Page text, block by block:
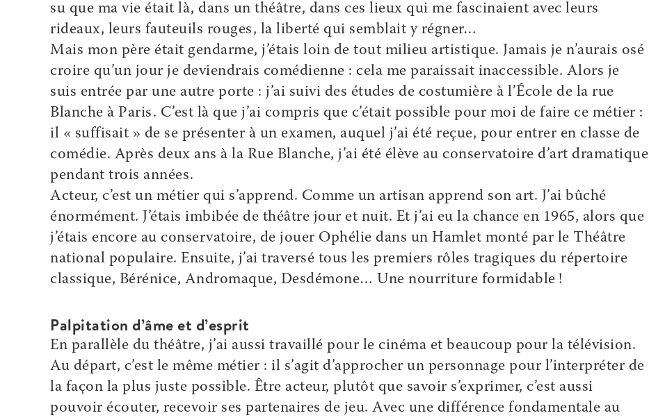
su que ma vie était là, dans un théâtre, dans ces lieux qui me fascinaient avec leurs
rideaux, leurs fauteuils rouges, la liberté qui semblait y régner…
Mais mon père était gendarme, j’étais loin de tout milieu artistique. Jamais je n’aurais osé
croire qu’un jour je deviendrais comédienne : cela me paraissait inaccessible. Alors je
suis entrée par une autre porte : j’ai suivi des études de costumière à l’École de la rue
Blanche à Paris. C’est là que j’ai compris que c’était possible pour moi de faire ce métier :
il « suffisait » de se présenter à un examen, auquel j’ai été reçue, pour entrer en classe de
comédie. Après deux ans à la Rue Blanche, j’ai été élève au conservatoire d’art dramatique
pendant trois années.
Acteur, c’est un métier qui s’apprend. Comme un artisan apprend son art. J’ai bûché
énormément. J’étais imbibée de théâtre jour et nuit. Et j’ai eu la chance en 1965, alors que
j’étais encore au conservatoire, de jouer Ophélie dans un Hamlet monté par le Théâtre
national populaire. Ensuite, j’ai traversé tous les premiers rôles tragiques du répertoire
classique, Bérénice, Andromaque, Desdémone… Une nourriture formidable !
Palpitation d’âme et d’esprit
En parallèle du théâtre, j’ai aussi travaillé pour le cinéma et beaucoup pour la télévision.
Au départ, c’est le même métier : il s’agit d’approcher un personnage pour l’interpréter de
la façon la plus juste possible. Être acteur, plutôt que savoir s’exprimer, c’est aussi
pouvoir écouter, recevoir ses partenaires de jeu. Avec une différence fondamentale au